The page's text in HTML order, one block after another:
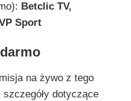
Betclic TV,
Sport
na żywo z tego
dotyczące